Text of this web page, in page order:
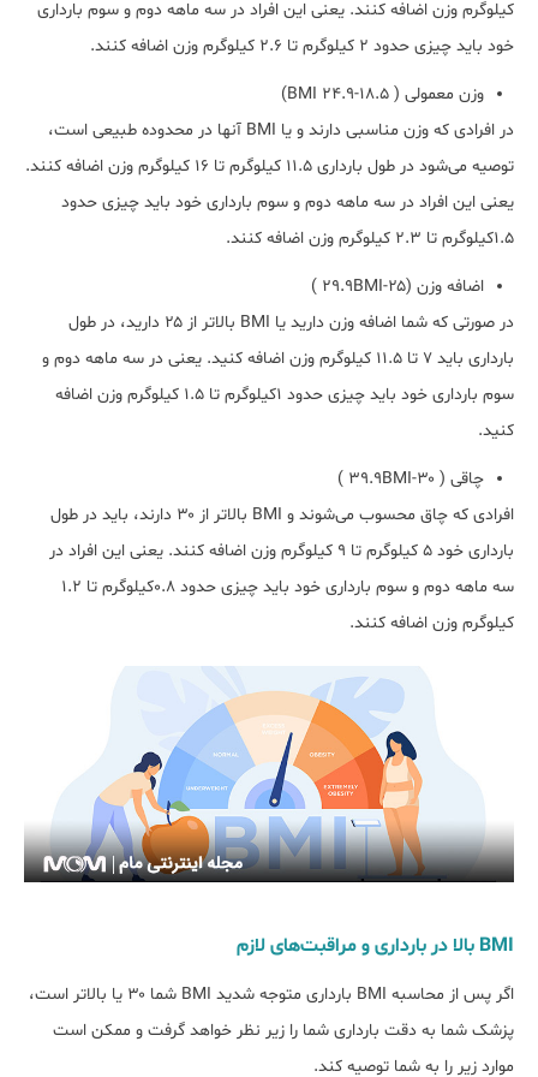
کیلوگرم وزن اضافه کنند. یعنی این افراد در سه ماهه دوم و سوم بارداری
خود باید چیزی حدود ۲ کیلوگرم تا ۲.۶ کیلوگرم وزن اضافه کنند.
وزن معمولی ( ۱۸.۵-۲۴.۹ BMI)
در افرادی که وزن مناسبی دارند و یا BMI آنها در محدوده طبیعی است،
توصیه می‌شود در طول بارداری ۱۱.۵ کیلوگرم تا ۱۶ کیلوگرم وزن اضافه کنند.
یعنی این افراد در سه ماهه دوم و سوم بارداری خود باید چیزی حدود
۱.۵کیلوگرم تا ۲.۳ کیلوگرم وزن اضافه کنند.
اضافه وزن (۲۵-۲۹.۹BMI )
در صورتی که شما اضافه وزن دارید یا BMI بالاتر از ۲۵ دارید، در طول
بارداری باید ۷ تا ۱۱.۵ کیلوگرم وزن اضافه کنید. یعنی در سه ماهه دوم و
سوم بارداری خود باید چیزی حدود ۱کیلوگرم تا ۱.۵ کیلوگرم وزن اضافه
کنید.
چاقی ( ۳۰-۳۹.۹BMI )
افرادی که چاق محسوب می‌شوند و BMI بالاتر از ۳۰ دارند، باید در طول
بارداری خود ۵ کیلوگرم تا ۹ کیلوگرم وزن اضافه کنند. یعنی این افراد در
سه ماهه دوم و سوم بارداری خود باید چیزی حدود ۰.۸کیلوگرم تا ۱.۲
کیلوگرم وزن اضافه کنند.
BMI بالا در بارداری و مراقبت‌های لازم
اگر پس از محاسبه BMI بارداری متوجه شدید BMI شما ۳۰ یا بالاتر است،
پزشک شما به دقت بارداری شما را زیر نظر خواهد گرفت و ممکن است
موارد زیر را به شما توصیه کند.